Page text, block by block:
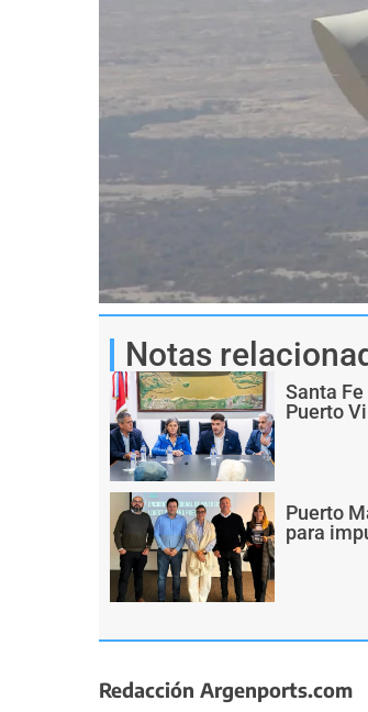
Notas
Santa
Puerto
Puerto
para
Redacción Argenports.com